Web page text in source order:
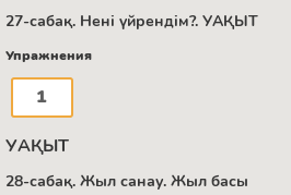
27-сабақ. Нені үйрендім?. УАҚЫТ
Упражнения
1
УАҚЫТ
28-сабақ. Жыл санау. Жыл басы